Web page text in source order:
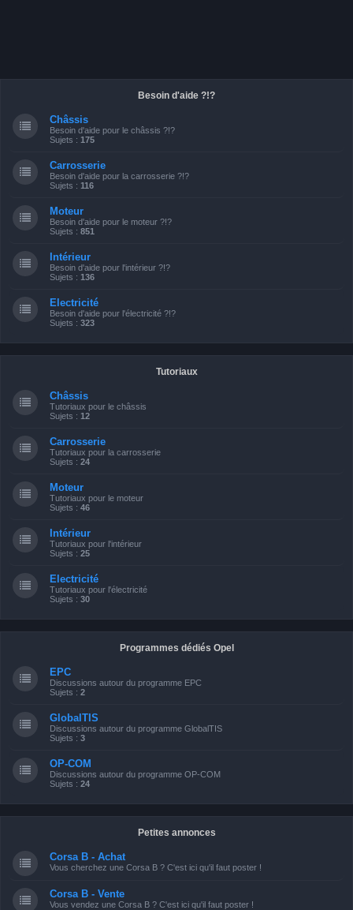
Besoin d'aide ?!?
Châssis
Besoin d'aide pour le châssis ?!?
Sujets : 175
Carrosserie
Besoin d'aide pour la carrosserie ?!?
Sujets : 116
Moteur
Besoin d'aide pour le moteur ?!?
Sujets : 851
Intérieur
Besoin d'aide pour l'intérieur ?!?
Sujets : 136
Electricité
Besoin d'aide pour l'électricité ?!?
Sujets : 323
Tutoriaux
Châssis
Tutoriaux pour le châssis
Sujets : 12
Carrosserie
Tutoriaux pour la carrosserie
Sujets : 24
Moteur
Tutoriaux pour le moteur
Sujets : 46
Intérieur
Tutoriaux pour l'intérieur
Sujets : 25
Electricité
Tutoriaux pour l'électricité
Sujets : 30
Programmes dédiés Opel
EPC
Discussions autour du programme EPC
Sujets : 2
GlobalTIS
Discussions autour du programme GlobalTIS
Sujets : 3
OP-COM
Discussions autour du programme OP-COM
Sujets : 24
Petites annonces
Corsa B - Achat
Vous cherchez une Corsa B ? C'est ici qu'il faut poster !
Corsa B - Vente
Vous vendez une Corsa B ? C'est ici qu'il faut poster !